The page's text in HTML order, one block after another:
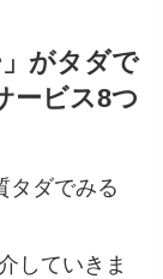
」がタダで
ービス8つ
タダでみる
していきま